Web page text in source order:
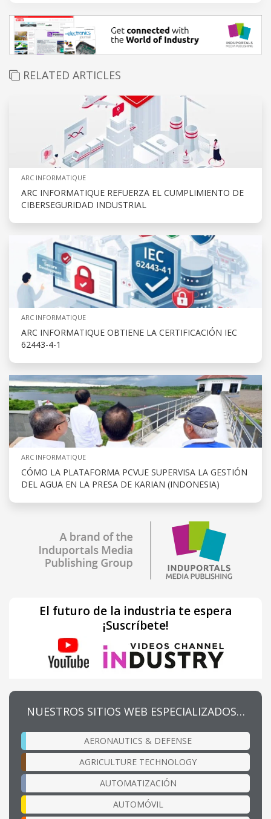
RELATED ARTICLES
ARC INFORMATIQUE
ARC INFORMATIQUE REFUERZA EL CUMPLIMIENTO DE
CIBERSEGURIDAD INDUSTRIAL
ARC INFORMATIQUE
ARC INFORMATIQUE OBTIENE LA CERTIFICACIÓN IEC
62443-4-1
ARC INFORMATIQUE
CÓMO LA PLATAFORMA PCVUE SUPERVISA LA GESTIÓN
DEL AGUA EN LA PRESA DE KARIAN (INDONESIA)
El futuro de la industria te espera
¡Suscríbete!
NUESTROS SITIOS WEB ESPECIALIZADOS…
AERONAUTICS & DEFENSE
AGRICULTURE TECHNOLOGY
AUTOMATIZACIÓN
AUTOMÓVIL